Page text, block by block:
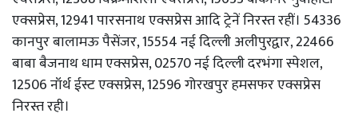
एक्सप्रेस, 12941 पारसनाथ एक्सप्रेस आदि ट्रेनें निरस्त रहीं। 54336
कानपुर बालामऊ पैसेंजर, 15554 नई दिल्ली अलीपुरद्वार, 22466
बाबा बैजनाथ धाम एक्सप्रेस, 02570 नई दिल्ली दरभंगा स्पेशल,
12506 नॉर्थ ईस्ट एक्सप्रेस, 12596 गोरखपुर हमसफर एक्सप्रेस
निरस्त रही।